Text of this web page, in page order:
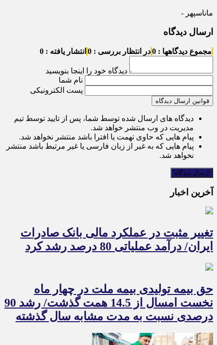
ماناسپهر -
ارسال دیدگاه
مجموع دیدگاهها : 0 در انتظار بررسی : 0 انتشار یافته : 0
دیدگاه خود را اینجا بنویسید
نام شما
پست الکترونیکی
قوانین ارسال دیدگاه
دیدگاه های ارسال شده توسط شما، پس از تایید توسط تیم
مدیریت در وب منتشر خواهد شد.
پیام هایی که حاوی تهمت یا افترا باشد منتشر نخواهد شد.
پیام هایی که به غیر از زبان فارسی یا غیر مرتبط باشد منتشر
نخواهد شد.
آخرین اخبار
تغییر مثبت در عملکرد مالی بانک صادرات
ایران/ درآمد عملیاتی 80 درصد رشد کرد
حق بیمه تولیدی بیمه ملت در چهار ماه
نخست امسال از 14.5 همت گذشت/ رشد 90
درصدی نسبت به مدت مشابه سال گذشته